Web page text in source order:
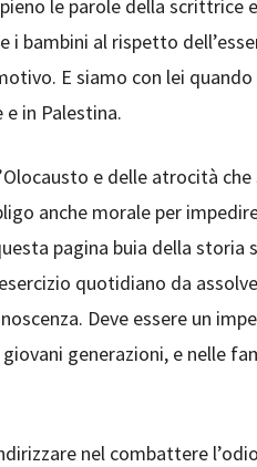
le parole della scrittrice
i bambini al rispetto
E siamo con lei
in Palestina.
e delle atrocità
anche morale per
pagina buia della storia
quotidiano da
Deve essere un
generazioni, e nelle
nel combattere